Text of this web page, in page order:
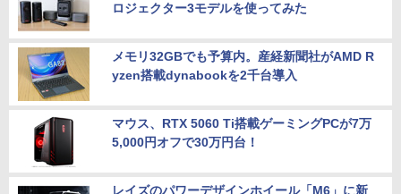
ロジェクター3モデルを使ってみた
メモリ32GBでも予算内。産経新聞社がAMD R
yzen搭載dynabookを2千台導入
マウス、RTX 5060 Ti搭載ゲーミングPCが7万
5,000円オフで30万円台！
レイズのパワーデザインホイール「M6」に新